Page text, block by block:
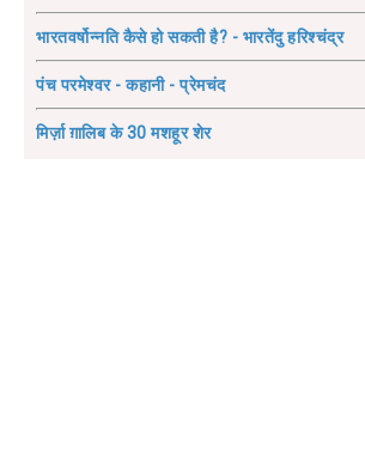
भारतवर्षोन्नति कैसे हो सकती है? - भारतेंदु हरिश्चंद्र
पंच परमेश्वर - कहानी - प्रेमचंद
मिर्ज़ा ग़ालिब के 30 मशहूर शेर